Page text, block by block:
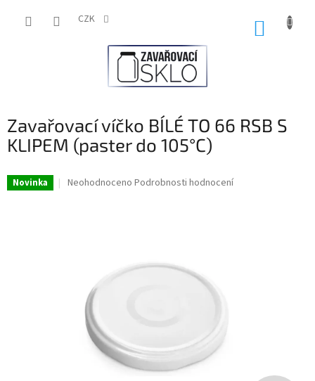
CZK
Zavařovací víčko BÍLÉ TO 66 RSB S
KLIPEM (paster do 105°C)
Novinka
Průměrné
hvězdiček.
Neohodnoceno Podrobnosti hodnocení